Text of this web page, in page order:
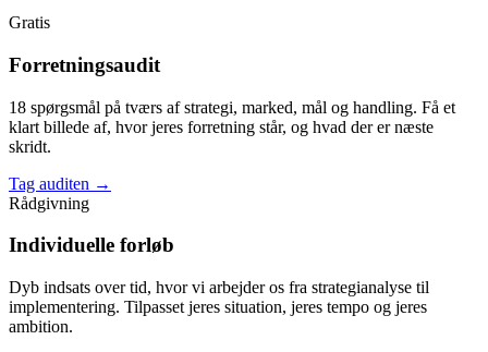
Gratis
Forretningsaudit
18 spørgsmål på tværs af strategi, marked, mål og handling. Få et
klart billede af, hvor jeres forretning står, og hvad der er næste
skridt.
Tag auditen →
Rådgivning
Individuelle forløb
Dyb indsats over tid, hvor vi arbejder os fra strategianalyse til
implementering. Tilpasset jeres situation, jeres tempo og jeres
ambition.